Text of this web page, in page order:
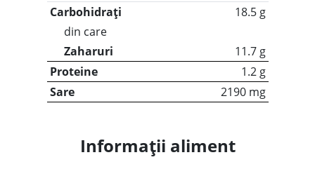
Carbohidrați
18.5 g
din care
Zaharuri
11.7 g
Proteine
1.2 g
Sare
2190 mg
Informații aliment